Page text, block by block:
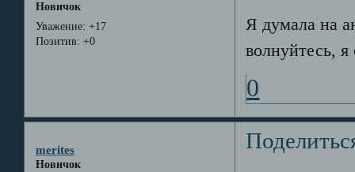
Новичок
Уважение: +17
Позитив: +0
Я думала на
волнуйтесь,
0
merites
Новичок